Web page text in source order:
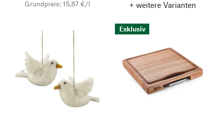
Grundpreis: 15,87 €/l
+ weitere Varianten
Exklusiv